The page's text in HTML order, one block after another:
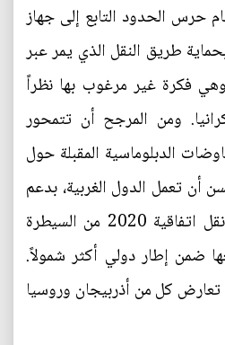
حرس الحدود التابع إلى جهاز
طريق النقل الذي يمر عبر
وهي فكرة غير مرغوب بها نظراً
ومن المرجح أن تتمحور
الدبلوماسية المقبلة حول
أن تعمل الدول الغربية، بدعم
من الأمم المتحدة، على نقل اتفاقية 2020 من السيطرة
ضمن إطار دولي أكثر شمولاً.
تعارض كل من أذربيجان وروسيا